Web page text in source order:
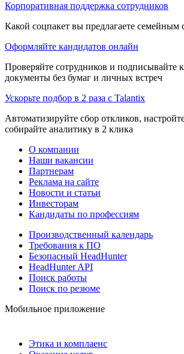
Корпоративная поддержка сотрудников
Какой соцпакет вы предлагаете семейным
Оформляйте кандидатов онлайн
Проверяйте сотрудников и подписывайте
документы без бумаг и личных встреч
Ускорьте подбор в 2 раза с Talantix
Автоматизируйте сбор откликов,
собирайте аналитику в 2 клика
О компании
Наши вакансии
Партнерам
Реклама на сайте
Новости и статьи
Инвесторам
Кандидаты по профессиям
Производственный календарь
Требования к ПО
Безопасный HeadHunter
HeadHunter API
Поиск работы
Поиск по резюме
Мобильное приложение
Этика и комплаенс